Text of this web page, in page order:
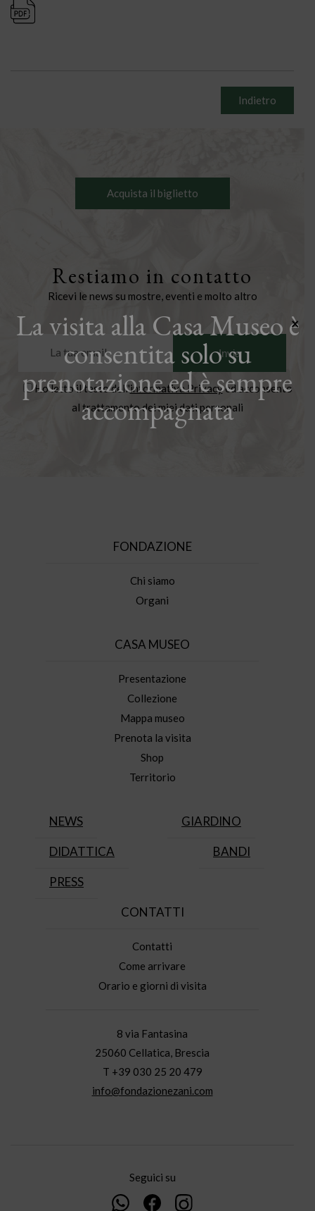
Indietro
Acquista il biglietto
Restiamo in contatto
Ricevi le news su mostre, eventi e molto altro
Ho letto il testo dell'informativa Privacyed acconsento
al trattamento dei miei dati personali
FONDAZIONE
Chi siamo
Organi
CASA MUSEO
Presentazione
Collezione
Mappa museo
Prenota la visita
Shop
Territorio
NEWS GIARDINO
DIDATTICA BANDI
PRESS
CONTATTI
Contatti
Come arrivare
Orario e giorni di visita
8 via Fantasina
25060 Cellatica, Brescia
T +39 030 25 20 479
info@fondazionezani.com
Seguici su
La visita alla Casa Museo è
consentita solo su
prenotazione ed è sempre
accompagnata
×